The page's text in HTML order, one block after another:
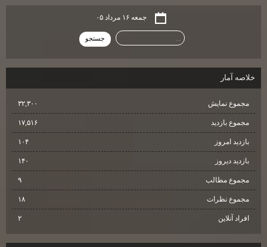
جمعه ۱۶ مرداد ۰۵
خلاصه آمار
مجموع نمایش‌ ۳۲,۳۰۰
مجموع بازدید ۱۷,۵۱۶
بازدید امروز ۱۰۴
بازدید دیروز ۱۴۰
مجموع مطالب
مجموع نظرات ۱۸
افراد آنلاین